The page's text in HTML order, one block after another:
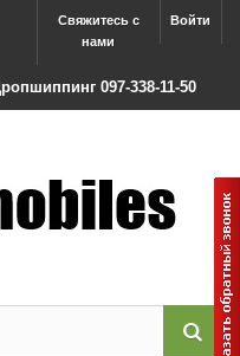
Войти
Свяжитесь с
нами
097-338-11-50